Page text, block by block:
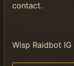
contact.
Wisp Raidbot